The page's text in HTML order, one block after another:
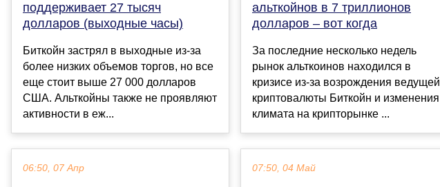
поддерживает 27 тысяч
долларов (выходные часы)
Биткойн застрял в выходные из-за
более низких объемов торгов, но все
еще стоит выше 27 000 долларов
США. Альткойны также не проявляют
активности в еж...
06:50, 07 Апр
альткойнов в 7 триллионов
долларов – вот когда
За последние несколько недель
рынок альткоинов находился в
кризисе из-за возрождения ведущей
криптовалюты Биткойн и изменения
климата на крипторынке ...
07:50, 04 Май